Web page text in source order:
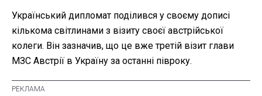
Український дипломат поділився у своєму дописі
кількома світлинами з візиту своєї австрійської
колеги. Він зазначив, що це вже третій візит глави
МЗС Австрії в Україну за останні півроку.